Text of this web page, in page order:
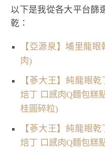
以下是我從各大平台篩
乾：
【亞源泉】埔里龍
肉)
【蔘大王】純龍眼
焙丁 口感肉Q麵包糕
桂圓碎粒)
【蔘大王】純龍眼
焙丁 口感肉Q麵包糕